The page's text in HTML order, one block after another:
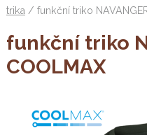
trika / funkční triko
funkční triko
COOLMAX